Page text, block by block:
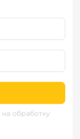
на обработку